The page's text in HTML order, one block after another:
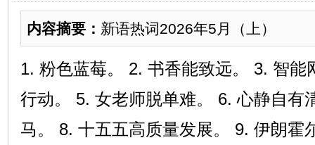
内容摘要： 新语热词2026年5月（上）
1. 粉色蓝莓。 2. 书香能致远。 3. 智能
行动。 5. 女老师脱单难。 6. 心静自有
马。 8. 十五五高质量发展。 9. 伊朗霍